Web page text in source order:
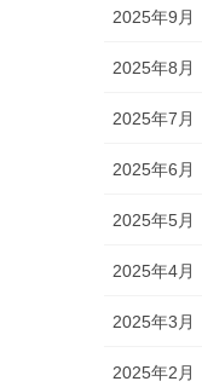
2025年9月
2025年8月
2025年7月
2025年6月
2025年5月
2025年4月
2025年3月
2025年2月